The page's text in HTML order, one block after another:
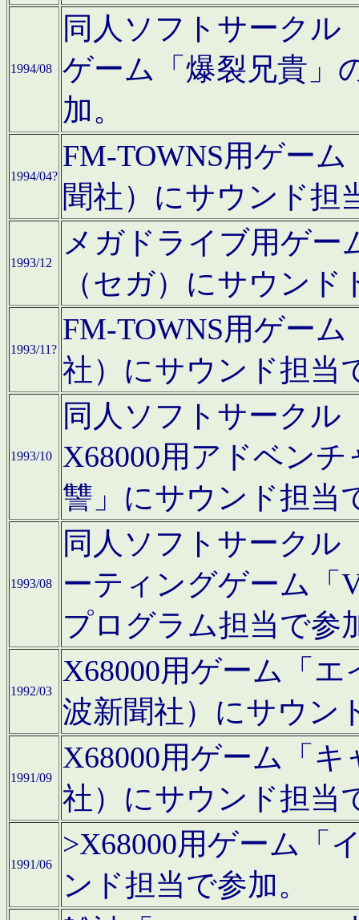
1994/08
同人ソフトサークル
ゲーム「爆裂兄貴」
加。
1994/04?
FM-TOWNS用ゲー
聞社）にサウンド担
1993/12
メガドライブ用ゲー
（セガ）にサウン
1993/11?
FM-TOWNS用ゲー
社）にサウンド担当
1993/10
同人ソフトサークル
X68000用アドベン
讐」にサウンド担当
1993/08
同人ソフトサークル
ーティングゲーム「
プログラム担当で参
1992/03
X68000用ゲーム「
波新聞社）にサウン
1991/09
X68000用ゲーム「
社）にサウンド担当
1991/06
>X68000用ゲーム「
ンド担当で参加。